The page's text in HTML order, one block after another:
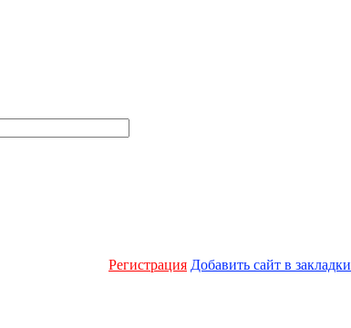
Регистрация Добавить сайт в закладки